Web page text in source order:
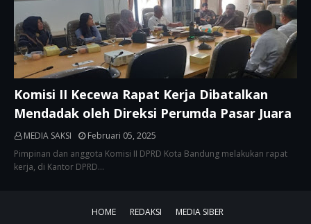
Komisi II Kecewa Rapat Kerja Dibatalkan
Mendadak oleh Direksi Perumda Pasar Juara
MEDIA SAKSI
Februari 05, 2025
Pimpinan dan anggota Komisi II DPRD Kota Bandung melakukan rapat
kerja, di Kantor DPRD…
HOME REDAKSI
MEDIA SIBER